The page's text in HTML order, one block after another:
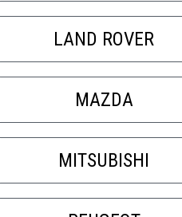
LAND ROVER
MAZDA
MITSUBISHI